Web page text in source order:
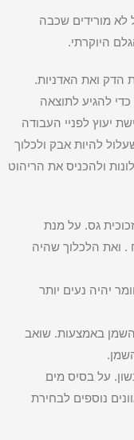
לא מורידים שכבה
היוקרתי.
הדק ואת האדניות.
כדי להגיע לתוצאה
יעוץ לפניי העבודה
להיות אבק ולכלוך
ולהכניס את הריהוט
גס. על מנת
ואת הלכלוך שהיה
יהיה נעים יותר
השמן באמצעות. שואב
על בסיס מים
נוספים לבחירת